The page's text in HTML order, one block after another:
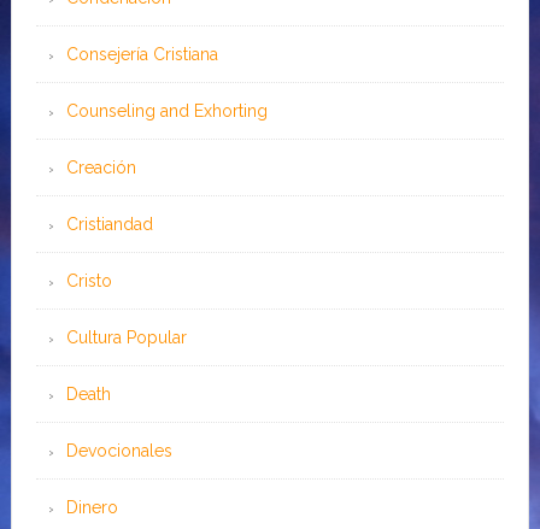
Consejería Cristiana
Counseling and Exhorting
Creación
Cristiandad
Cristo
Cultura Popular
Death
Devocionales
Dinero